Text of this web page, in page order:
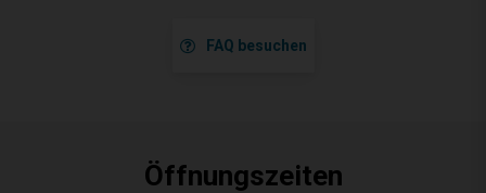
FAQ besuchen
Öffnungszeiten